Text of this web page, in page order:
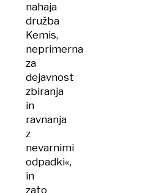
nahaja
družba
Kemis,
neprimerna
za
dejavnost
zbiranja
in
ravnanja
z
nevarnimi
odpadki«,
in
zato